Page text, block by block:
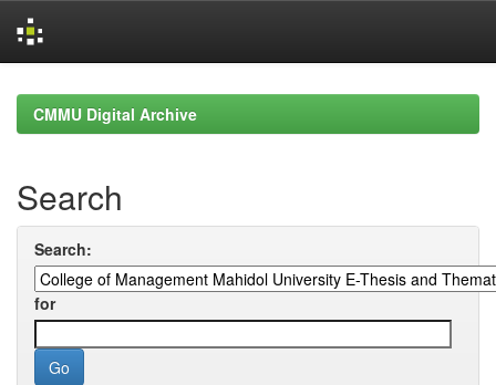
navigationCMMU Digital Archive
Search
Search:
for